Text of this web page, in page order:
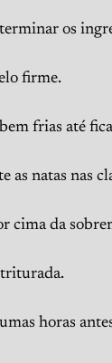
os
firme.
frias até
as natas nas
cima da
horas